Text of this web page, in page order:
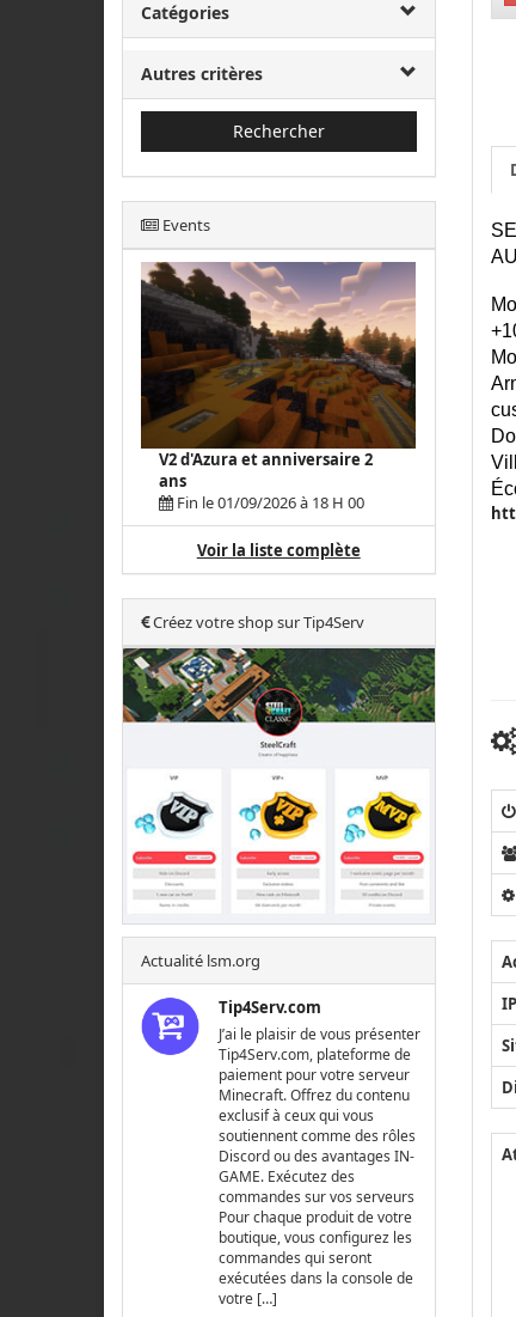
Catégories
Autres critères
Rechercher
Events
V2 d'Azura et anniversaire 2
ans
Fin le 01/09/2026 à 18 H 00
Voir la liste complète
Créez votre shop sur Tip4Serv
Actualité lsm.org
Tip4Serv.com
J’ai le plaisir de vous présenter
Tip4Serv.com, plateforme de
paiement pour votre serveur
Minecraft. Offrez du contenu
exclusif à ceux qui vous
soutiennent comme des rôles
Discord ou des avantages IN-
GAME. Exécutez des
commandes sur vos serveurs
Pour chaque produit de votre
boutique, vous configurez les
commandes qui seront
exécutées dans la console de
votre […]
IP